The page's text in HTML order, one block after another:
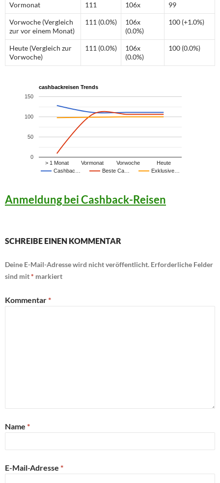
Vormonat 111 106x 99
Vorwoche (Vergleich
zur vor einem Monat)
111 (0.0%)
106x
(0.0%)
100 (+1.0%)
Heute (Vergleich zur
Vorwoche)
111 (0.0%)
106x
(0.0%)
100 (0.0%)
cashbackreisen Trends
Cashbac… Beste Ca… Exklusive…
> 1 Monat Vormonat Vorwoche Heute
0
50
100
150
Anmeldung bei Cashback-Reisen
SCHREIBE EINEN KOMMENTAR
Deine E-Mail-Adresse wird nicht veröffentlicht. Erforderliche Felder
sind mit* markiert
Kommentar*
Name *
E-Mail-Adresse *